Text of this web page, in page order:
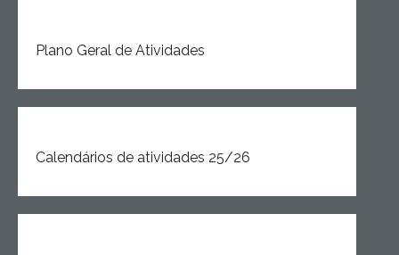
Plano Geral de Atividades
Calendários de atividades 25/26